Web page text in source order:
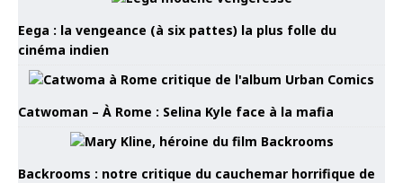
Eega : la vengeance (à six pattes) la plus folle du
cinéma indien
Catwoman – À Rome : Selina Kyle face à la mafia
Backrooms : notre critique du cauchemar horrifique de